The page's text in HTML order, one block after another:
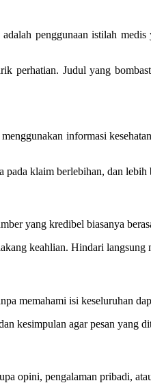
penggunaan istilah
perhatian. Judul yang
informasi
pada klaim berlebihan, dan
yang kredibel biasanya
keahlian. Hindari
memahami isi keseluruhan
kesimpulan agar pesan yang
opini, pengalaman pribadi,